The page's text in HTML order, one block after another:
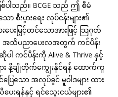
ပါသည်။ BCGE သည် ဤ စီမံ
စီးပွားရေး လုပ်ငန်းများ၏
ေးမြှင့်တင်သောအားဖြင့် သြဂုတ်
အသိပညာပေးလအတွက် ကင်ပိန်း
ကင်ပိန်းကို Alive & Thrive နှင့်
း နို့ချိုတိုက်ကျွေးနိုင်ရန် ထောက်ကူ
ေသော အလုပ်ခွင် မူဝါဒများ ထား
ေးရန်နှင့် ရင်သွေးငယ်များ၏